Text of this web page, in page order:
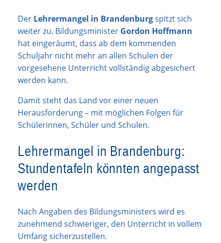
Der Lehrermangel in Brandenburgspitzt sich
weiter zu. Bildungsminister Gordon Hoffmann
hat eingeräumt, dass ab dem kommenden
Schuljahr nicht mehr an allen Schulen der
vorgesehene Unterricht vollständig abgesichert
werden kann.
Damit steht das Land vor einer neuen
Herausforderung – mit möglichen Folgen für
Schülerinnen, Schüler und Schulen.
Lehrermangel in Brandenburg:
Stundentafeln könnten angepasst
werden
Nach Angaben des Bildungsministers wird es
zunehmend schwieriger, den Unterricht in vollem
Umfang sicherzustellen.